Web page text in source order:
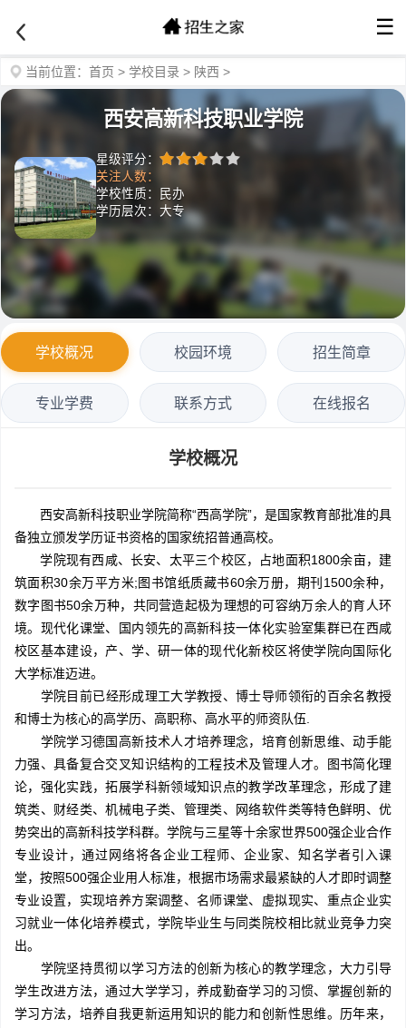
☰
当前位置： 首页 > 学校目录 > 陕西 >
西安高新科技职业学院
星级评分：
关注人数：
学校性质：民办
学历层次：大专
学校概况 校园环境 招生简章
专业学费 联系方式 在线报名
学校概况
西安高新科技职业学院简称“西高学院”，是国家教育部批准的具
备独立颁发学历证书资格的国家统招普通高校。
学院现有西咸、长安、太平三个校区，占地面积1800余亩，建
筑面积30余万平方米;图书馆纸质藏书60余万册，期刊1500余种，
数字图书50余万种，共同营造起极为理想的可容纳万余人的育人环
境。现代化课堂、国内领先的高新科技一体化实验室集群已在西咸
校区基本建设，产、学、研一体的现代化新校区将使学院向国际化
大学标准迈进。
学院目前已经形成理工大学教授、博士导师领衔的百余名教授
和博士为核心的高学历、高职称、高水平的师资队伍.
学院学习德国高新技术人才培养理念，培育创新思维、动手能
力强、具备复合交叉知识结构的工程技术及管理人才。图书简化理
论，强化实践，拓展学科新领域知识点的教学改革理念，形成了建
筑类、财经类、机械电子类、管理类、网络软件类等特色鲜明、优
势突出的高新科技学科群。学院与三星等十余家世界500强企业合作
专业设计，通过网络将各企业工程师、企业家、知名学者引入课
堂，按照500强企业用人标准，根据市场需求最紧缺的人才即时调整
专业设置，实现培养方案调整、名师课堂、虚拟现实、重点企业实
习就业一体化培养模式，学院毕业生与同类院校相比就业竞争力突
出。
学院坚持贯彻以学习方法的创新为核心的教学理念，大力引导
学生改进方法，通过大学学习，养成勤奋学习的习惯、掌握创新的
学习方法，培养自我更新运用知识的能力和创新性思维。历年来，